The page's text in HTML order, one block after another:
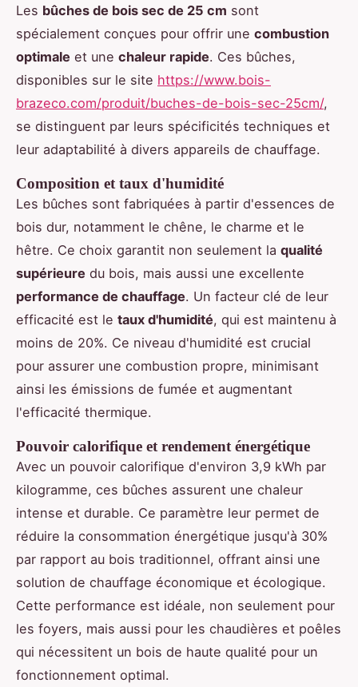
Les bûches de bois sec de 25 cm sont
spécialement conçues pour offrir une combustion
optimale et une chaleur rapide. Ces bûches,
disponibles sur le site https://www.bois-
brazeco.com/produit/buches-de-bois-sec-25cm/,
se distinguent par leurs spécificités techniques et
leur adaptabilité à divers appareils de chauffage.
Composition et taux d'humidité
Les bûches sont fabriquées à partir d'essences de
bois dur, notamment le chêne, le charme et le
hêtre. Ce choix garantit non seulement la qualité
supérieure du bois, mais aussi une excellente
performance de chauffage. Un facteur clé de leur
efficacité est le taux d'humidité, qui est maintenu à
moins de 20%. Ce niveau d'humidité est crucial
pour assurer une combustion propre, minimisant
ainsi les émissions de fumée et augmentant
l'efficacité thermique.
Pouvoir calorifique et rendement énergétique
Avec un pouvoir calorifique d'environ 3,9 kWh par
kilogramme, ces bûches assurent une chaleur
intense et durable. Ce paramètre leur permet de
réduire la consommation énergétique jusqu'à 30%
par rapport au bois traditionnel, offrant ainsi une
solution de chauffage économique et écologique.
Cette performance est idéale, non seulement pour
les foyers, mais aussi pour les chaudières et poêles
qui nécessitent un bois de haute qualité pour un
fonctionnement optimal.